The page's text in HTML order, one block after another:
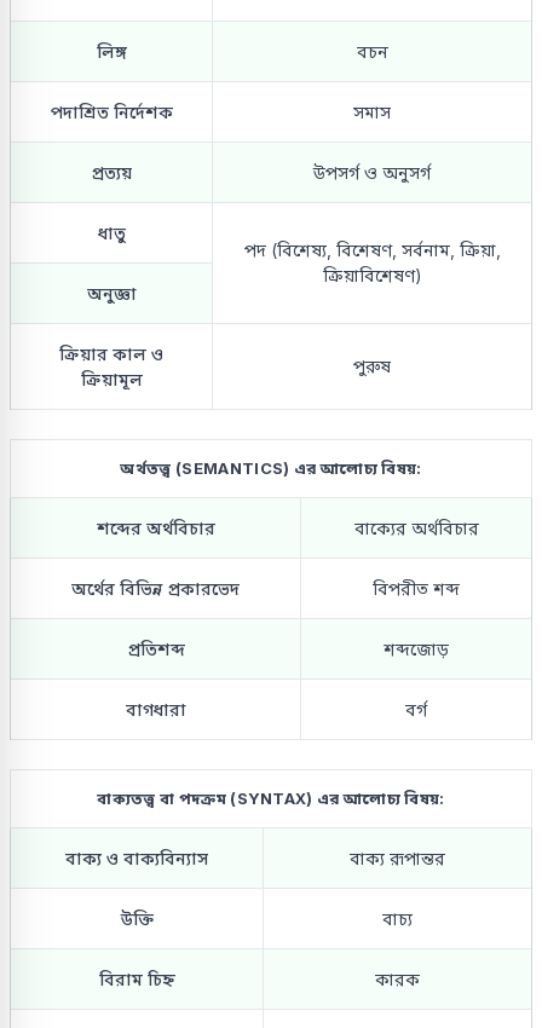
লিঙ্গ বচন
পদাশ্রিত নির্দেশক সমাস
প্রত্যয় উপসর্গ ও অনুসর্গ
ধাতু
পদ (বিশেষ্য, বিশেষণ, সর্বনাম, ক্রিয়া,
ক্রিয়াবিশেষণ)
অনুজ্ঞা
ক্রিয়ার কাল ও
ক্রিয়ামূল
পুরুষ
অর্থতত্ত্ব (SEMANTICS) এর আলোচ্য বিষয়:
শব্দের অর্থবিচার বাক্যের অর্থবিচার
অর্থের বিভিন্ন প্রকারভেদ বিপরীত শব্দ
প্রতিশব্দ শব্দজোড়
বাগধারা বর্গ
বাক্যতত্ত্ব বা পদক্রম (SYNTAX) এর আলোচ্য বিষয়:
বাক্য ও বাক্যবিন্যাস বাক্য রূপান্তর
উক্তি বাচ্য
বিরাম চিহ্ন কারক